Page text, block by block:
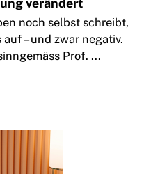
noch selbst schreibt,
– und zwar negativ.
Prof. ...